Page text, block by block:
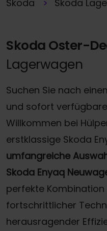
Škoda Škoda
Skoda Oster-
Lagerwagen
Suchen Sie nach
und sofort
Willkommen bei
erstklassige Skoda
umfangreiche
Skoda Enyaq
perfekte
fortschrittlicher
herausragender